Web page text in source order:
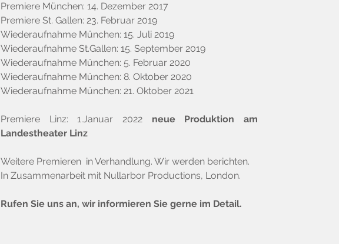
Premiere München: 14. Dezember 2017
Premiere St. Gallen: 23. Februar 2019
Wiederaufnahme München: 15. Juli 2019
Wiederaufnahme St.Gallen: 15. September 2019
Wiederaufnahme München: 5. Februar 2020
Wiederaufnahme München: 8. Oktober 2020
Wiederaufnahme München: 21. Oktober 2021
Premiere Linz: 1.Januar 2022 neue Produktion am
Landestheater Linz
Weitere Premieren in Verhandlung. Wir werden berichten.
In Zusammenarbeit mit Nullarbor Productions, London.
Rufen Sie uns an, wir informieren Sie gerne im Detail.